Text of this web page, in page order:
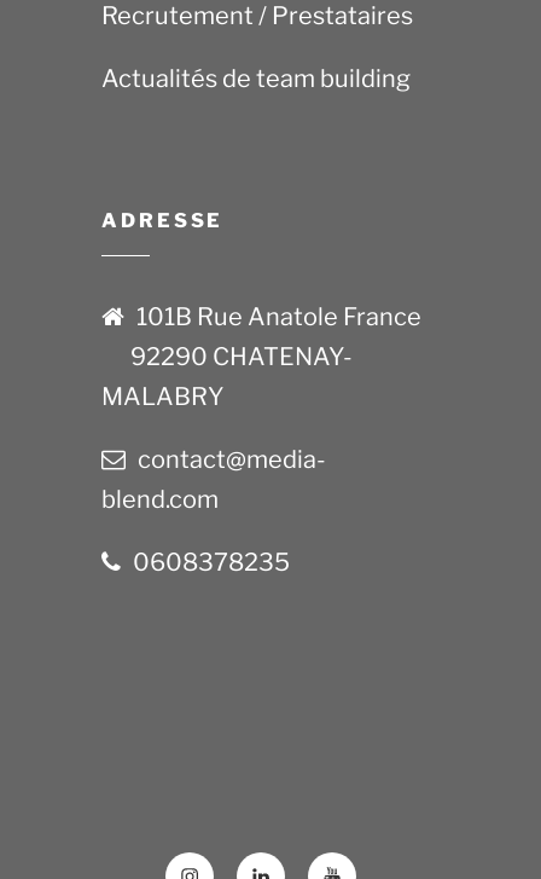
Recrutement / Prestataires
Actualités de team building
ADRESSE
101B Rue Anatole France
92290 CHATENAY-
MALABRY
contact@media-
blend.com
0608378235